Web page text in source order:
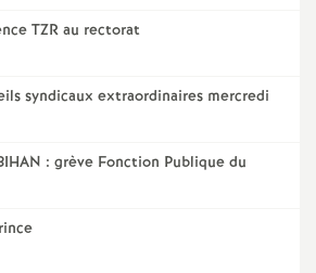
TZR au rectorat
syndicaux extraordinaires mercredi
: grève Fonction Publique du